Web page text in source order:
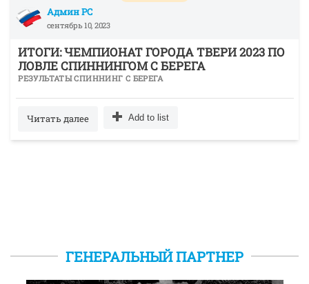
Админ РС
сентябрь 10, 2023
ИТОГИ: ЧЕМПИОНАТ ГОРОДА ТВЕРИ 2023 ПО
ЛОВЛЕ СПИННИНГОМ С БЕРЕГА
РЕЗУЛЬТАТЫ СПИННИНГ С БЕРЕГА
Читать далее Add to list
ГЕНЕРАЛЬНЫЙ ПАРТНЕР